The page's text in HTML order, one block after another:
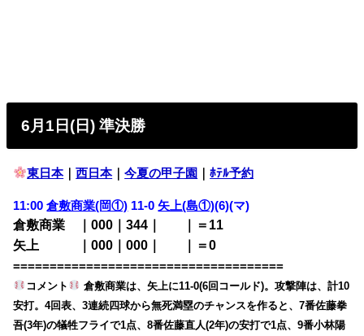
6月1日(日) 準決勝
東日本｜西日本｜今夏の甲子園 ｜ﾎﾃﾙ予約
11:00倉敷商業(岡①) 11-0 矢上(島①)(6)(マ)
倉敷商業 ｜000｜344｜
｜＝11
矢上 ｜000｜000｜
｜＝0
=====================================
コメント
倉敷商業は、矢上に11-0(6回コールド)。攻撃陣は、計10
安打。4回表、3連続四球から無死満塁のチャンスを作ると、7番佐藤拳
吾(3年)の犠牲フライで1点、8番佐藤直人(2年)の安打で1点、9番小林陽